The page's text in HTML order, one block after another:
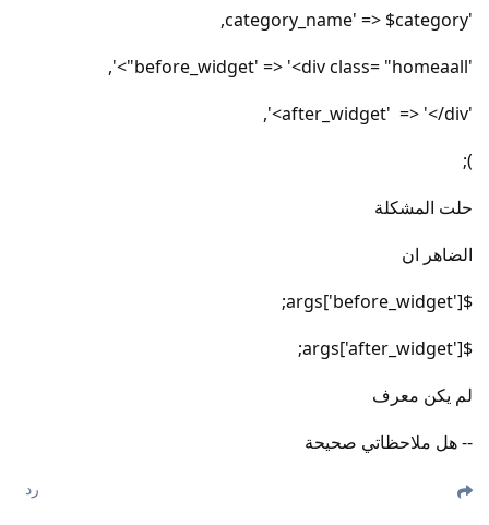
'category_name' => $category,
'before_widget' => '<div class= "homeaall">',
'after_widget' => '</div>',
);
حلت المشكلة
الضاهر ان
$args['before_widget'];
$args['after_widget'];
لم يكن معرف
-- هل ملاحظاتي صحيحة
رد